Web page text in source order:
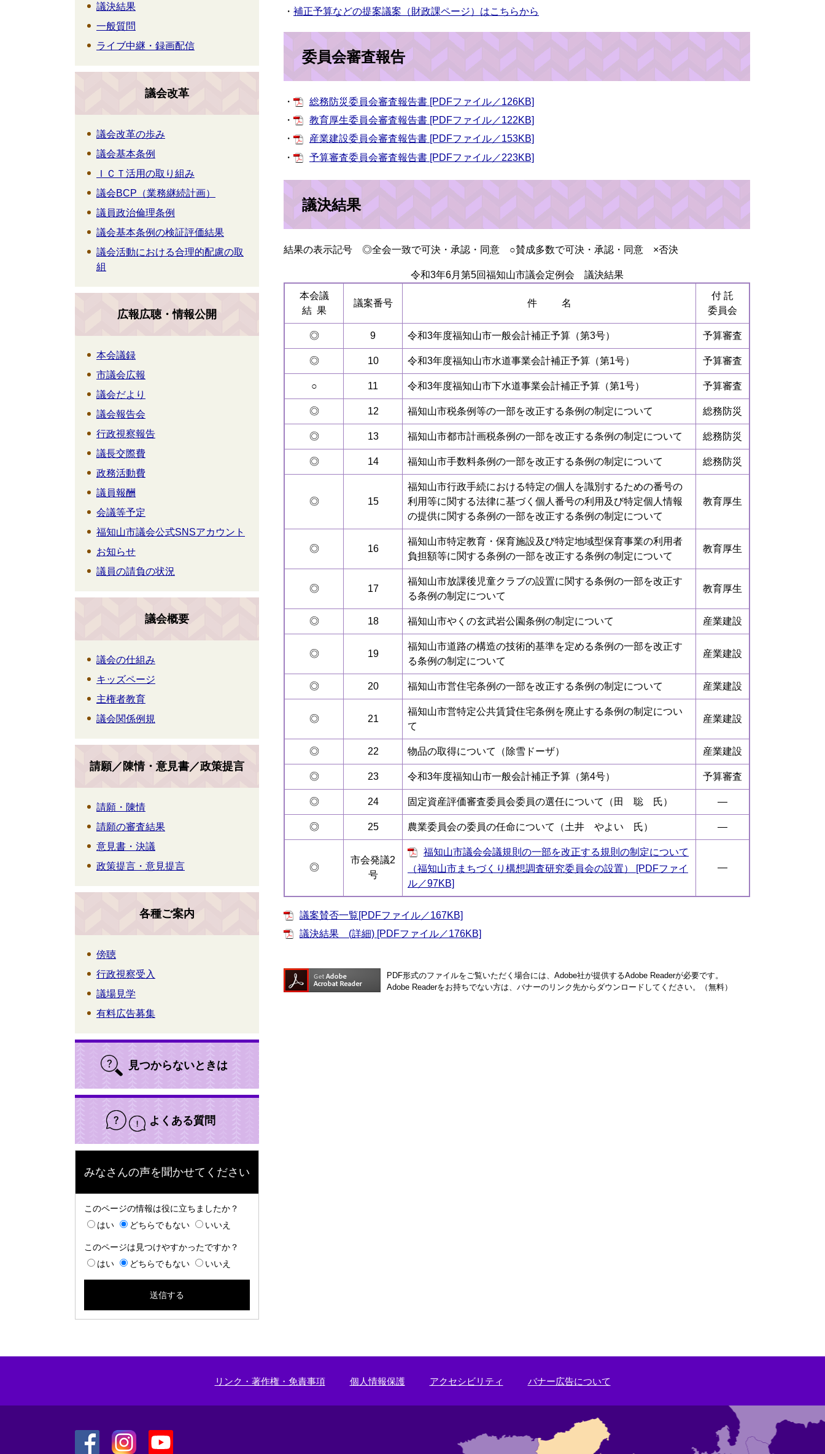
・ 補正予算などの提案議案（財政課ページ）はこちらから
委員会審査報告
・
総務防災委員会審査報告書 [PDFファイル／126KB]
・
教育厚生委員会審査報告書 [PDFファイル／122KB]
・
産業建設委員会審査報告書 [PDFファイル／153KB]
・
予算審査委員会審査報告書 [PDFファイル／223KB]
議決結果
結果の表示記号 ◎全会一致で可決・承認・同意 ○賛成多数で可決・承認・同意 ×否決
令和3年6月第5回福知山市議会定例会 議決結果
本会議
結 果
議案番号 件 名
付 託
委員会
◎ 9 令和3年度福知山市一般会計補正予算（第3号） 予算審査
◎ 10 令和3年度福知山市水道事業会計補正予算（第1号） 予算審査
○ 11 令和3年度福知山市下水道事業会計補正予算（第1号） 予算審査
◎ 12 福知山市税条例等の一部を改正する条例の制定について 総務防災
◎ 13 福知山市都市計画税条例の一部を改正する条例の制定について 総務防災
◎ 14 福知山市手数料条例の一部を改正する条例の制定について 総務防災
◎ 15
福知山市行政手続における特定の個人を識別するための番号の
利用等に関する法律に基づく個人番号の利用及び特定個人情報
の提供に関する条例の一部を改正する条例の制定について
教育厚生
◎ 16
福知山市特定教育・保育施設及び特定地域型保育事業の利用者
負担額等に関する条例の一部を改正する条例の制定について
教育厚生
◎ 17
福知山市放課後児童クラブの設置に関する条例の一部を改正す
る条例の制定について
教育厚生
◎ 18 福知山市やくの玄武岩公園条例の制定について 産業建設
◎ 19
福知山市道路の構造の技術的基準を定める条例の一部を改正す
る条例の制定について
産業建設
◎ 20 福知山市営住宅条例の一部を改正する条例の制定について 産業建設
◎ 21
福知山市営特定公共賃貸住宅条例を廃止する条例の制定につい
て
産業建設
◎ 22 物品の取得について（除雪ドーザ） 産業建設
◎ 23 令和3年度福知山市一般会計補正予算（第4号） 予算審査
◎ 24 固定資産評価審査委員会委員の選任について（田 聡 氏） ―
◎ 25 農業委員会の委員の任命について（土井 やよい 氏） ―
◎
市会発議2
号
福知山市議会会議規則の一部を改正する規則の制定について
（福知山市まちづくり構想調査研究委員会の設置） [PDFファイ
ル／97KB]
―
議案賛否一覧[PDFファイル／167KB]
議決結果 (詳細) [PDFファイル／176KB]
PDF形式のファイルをご覧いただく場合には、Adobe社が提供するAdobe Readerが必要です。
Adobe Readerをお持ちでない方は、バナーのリンク先からダウンロードしてください。（無料）
議決結果
一般質問
ライブ中継・録画配信
議会改革
議会改革の歩み
議会基本条例
ＩＣＴ活用の取り組み
議会BCP（業務継続計画）
議員政治倫理条例
議会基本条例の検証評価結果
議会活動における合理的配慮の取
組
広報広聴・情報公開
本会議録
市議会広報
議会だより
議会報告会
行政視察報告
議長交際費
政務活動費
議員報酬
会議等予定
福知山市議会公式SNSアカウント
お知らせ
議員の請負の状況
議会概要
議会の仕組み
キッズページ
主権者教育
議会関係例規
請願／陳情・意見書／政策提言
請願・陳情
請願の審査結果
意見書・決議
政策提言・意見提言
各種ご案内
傍聴
行政視察受入
議場見学
有料広告募集
見つからないときは
よくある質問
みなさんの声を聞かせてください
このページの情報は役に立ちましたか？
はい
どちらでもない いいえ
このページは見つけやすかったですか？
はい
どちらでもない いいえ
リンク・著作権・免責事項 個人情報保護 アクセシビリティ バナー広告について